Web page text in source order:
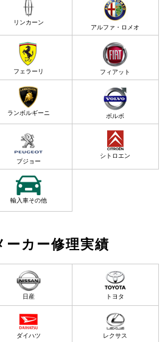
リンカーン
アルファ・ロメオ
フェラーリ フィアット
ランボルギーニ ボルボ
プジョー
シトロエン
輸入車その他
ーカー修理実績
日産 トヨタ
ダイハツ レクサス